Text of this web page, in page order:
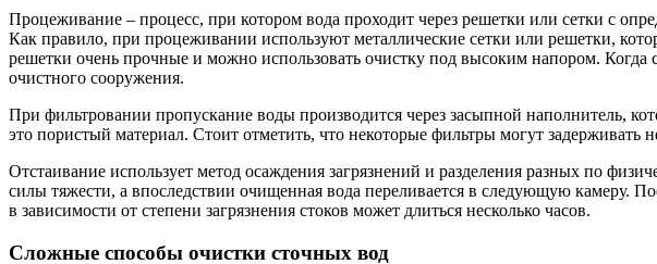
Процеживание – процесс, при котором вода проходит через решетки или сетки с
Как правило, при процеживании используют металлические сетки или решетки,
решетки очень прочные и можно использовать очистку под высоким напором.
очистного сооружения.
При фильтровании пропускание воды производится через засыпной наполнитель,
это пористый материал. Стоит отметить, что некоторые фильтры могут задерживать
Отстаивание использует метод осаждения загрязнений и разделения разных по
силы тяжести, а впоследствии очищенная вода переливается в следующую камеру.
в зависимости от степени загрязнения стоков может длиться несколько часов.
Сложные способы очистки сточных вод